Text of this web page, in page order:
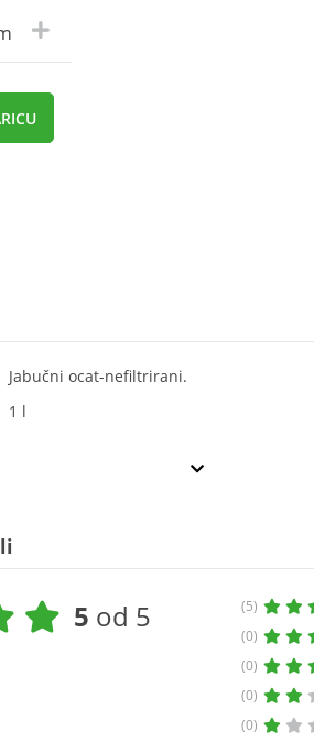
Jabučni ocat-nefiltrirani.
1 l
5 od 5
(5)
(0)
(0)
(0)
(0)